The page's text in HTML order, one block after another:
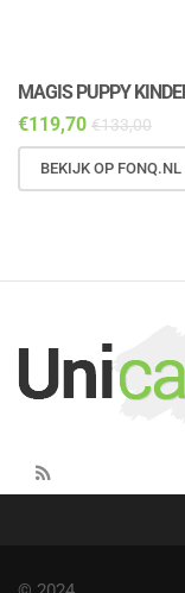
MAGIS PUPPY
€119,70 €133,00
BEKIJK OP FONQ.NL